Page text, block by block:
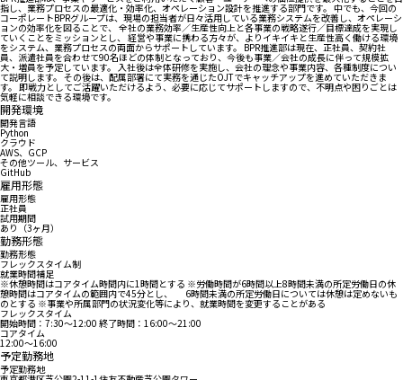
指し、業務プロセスの最適化・効率化、オペレーション設計を推進する部門です。 中でも、今回の
コーポレートBPRグループは、現場の担当者が日々活用している業務システムを改善し、オペレーシ
ョンの効率化を図ることで、 全社の業務効率／生産性向上と各事業の戦略遂行／目標達成を実現し
ていくことをミッションとし、 経営や事業に携わる方々が、よりイキイキと生産性高く働ける環境
をシステム、業務プロセスの両面からサポートしています。 BPR推進部は現在、正社員、契約社
員、派遣社員を合わせて90名ほどの体制となっており、今後も事業／会社の成長に伴って規模拡
大・増員を予定しています。 入社後は全体研修を実施し、会社の理念や事業内容、各種制度につい
て説明します。 その後は、配属部署にて実務を通じたOJTでキャッチアップを進めていただきま
す。 即戦力としてご活躍いただけるよう、必要に応じてサポートしますので、不明点や困りごとは
気軽に相談できる環境です。
開発環境
開発言語
Python
クラウド
AWS、GCP
その他ツール、サービス
GitHub
雇用形態
雇用形態
正社員
試用期間
あり（3ヶ月）
勤務形態
勤務形態
フレックスタイム制
就業時間補足
※休憩時間はコアタイム時間内に1時間とする ※労働時間が6時間以上8時間未満の所定労働日の休
憩時間はコアタイムの範囲内で45分とし、 6時間未満の所定労働日については休憩は定めないも
のとする ※事業や所属部門の状況変化等により、就業時間を変更することがある
フレックスタイム
開始時間：7:30〜12:00 終了時間：16:00〜21:00
コアタイム
12:00〜16:00
予定勤務地
予定勤務地